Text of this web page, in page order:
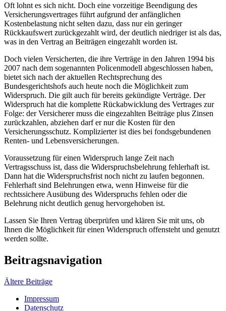
Oft lohnt es sich nicht. Doch eine vorzeitige Beendigung des
Versicherungsvertrages führt aufgrund der anfänglichen
Kostenbelastung nicht selten dazu, dass nur ein geringer
Rückkaufswert zurückgezahlt wird, der deutlich niedriger ist als das,
was in den Vertrag an Beiträgen eingezahlt worden ist.
Doch vielen Versicherten, die ihre Verträge in den Jahren 1994 bis
2007 nach dem sogenannten Policenmodell abgeschlossen haben,
bietet sich nach der aktuellen Rechtsprechung des
Bundesgerichtshofs auch heute noch die Möglichkeit zum
Widerspruch. Die gilt auch für bereits gekündigte Verträge. Der
Widerspruch hat die komplette Rückabwicklung des Vertrages zur
Folge: der Versicherer muss die eingezahlten Beiträge plus Zinsen
zurückzahlen, abziehen darf er nur die Kosten für den
Versicherungsschutz. Komplizierter ist dies bei fondsgebundenen
Renten- und Lebensversicherungen.
Voraussetzung für einen Widerspruch lange Zeit nach
Vertragsschuss ist, dass die Widerspruchsbelehrung fehlerhaft ist.
Dann hat die Widerspruchsfrist noch nicht zu laufen begonnen.
Fehlerhaft sind Belehrungen etwa, wenn Hinweise für die
rechtssichere Ausübung des Widerspruchs fehlen oder die
Belehrung nicht deutlich genug hervorgehoben ist.
Lassen Sie Ihren Vertrag überprüfen und klären Sie mit uns, ob
Ihnen die Möglichkeit für einen Widerspruch offensteht und genutzt
werden sollte.
Beitragsnavigation
Ältere Beiträge
Impressum
Datenschutz